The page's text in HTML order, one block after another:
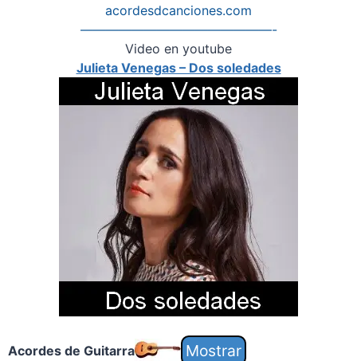
acordesdcanciones.com
———————————————-
Video en youtube
Julieta Venegas – Dos soledades
Acordes de Guitarra